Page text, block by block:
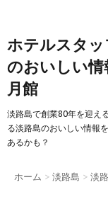
ホテルスタ
のおいしい情
月館
淡路島で創業80年を迎え
る淡路島のおいしい情報
あるかも？
ホーム > 淡路島 > 淡